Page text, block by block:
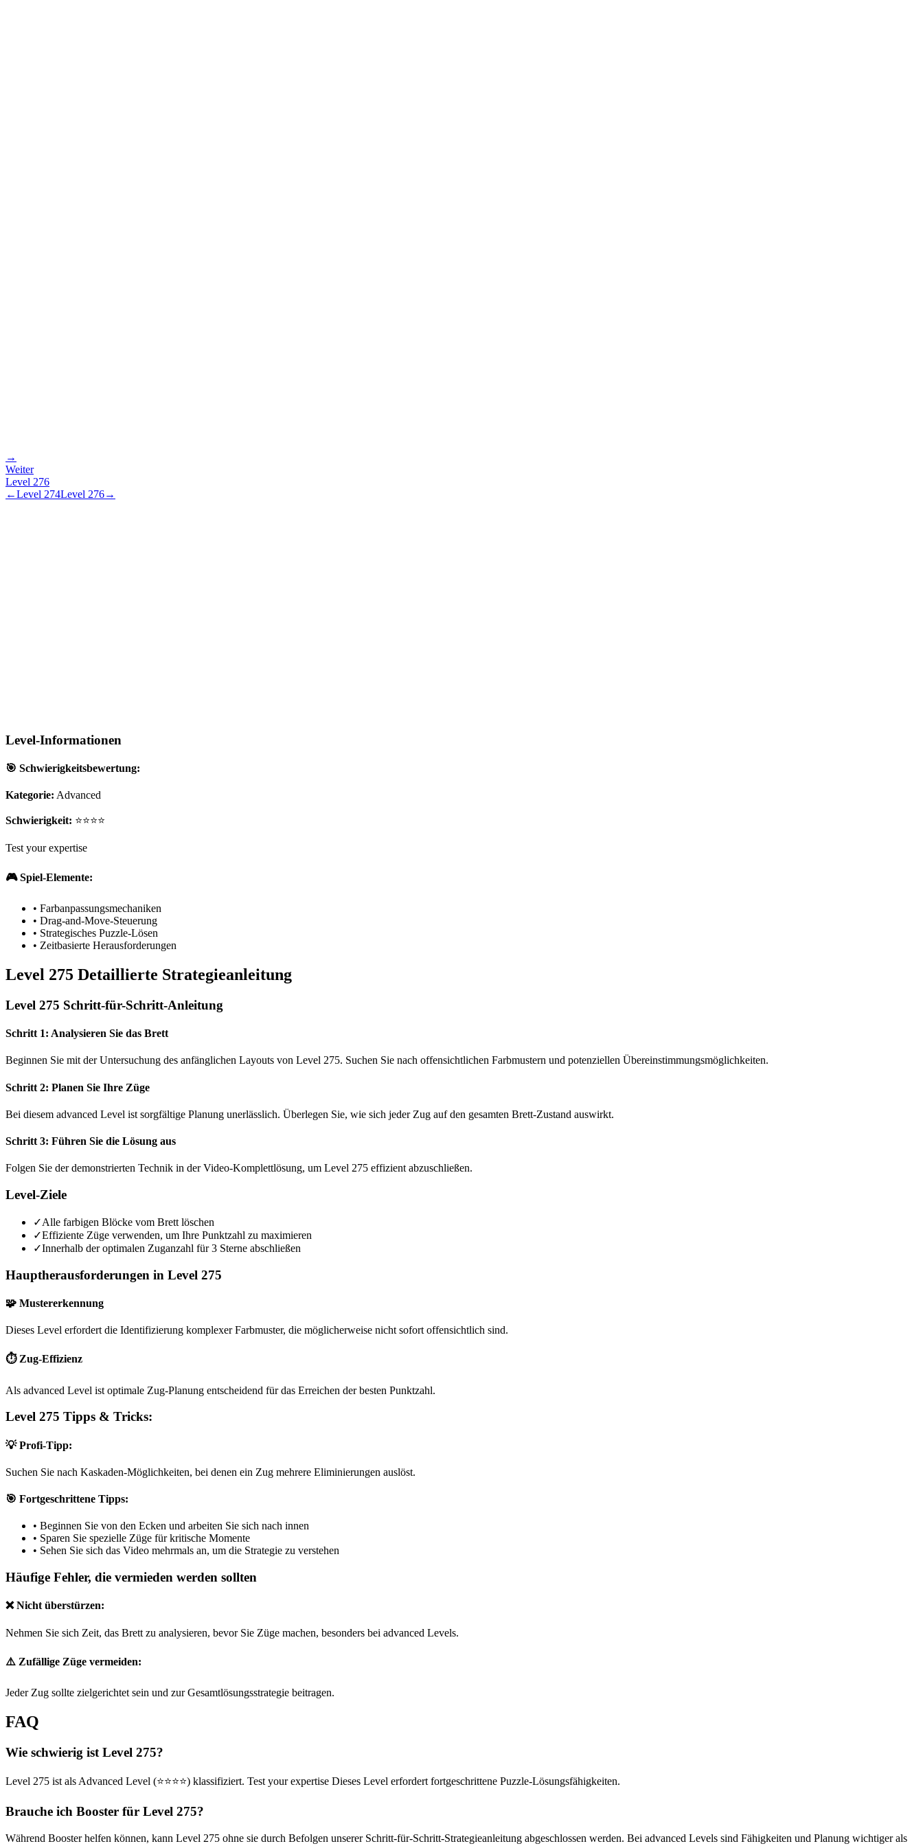
→
Weiter
Level 276
←Level 274Level 276→
Level-Informationen
🎯 Schwierigkeitsbewertung:
Kategorie: Advanced
Schwierigkeit: ⭐⭐⭐⭐
Test your expertise
🎮 Spiel-Elemente:
• Farbanpassungsmechaniken
• Drag-and-Move-Steuerung
• Strategisches Puzzle-Lösen
• Zeitbasierte Herausforderungen
Level 275 Detaillierte Strategieanleitung
Level 275 Schritt-für-Schritt-Anleitung
Schritt 1: Analysieren Sie das Brett
Beginnen Sie mit der Untersuchung des anfänglichen Layouts von Level 275. Suchen Sie nach offensichtlichen Farbmustern und potenziellen Übereinstimmungsmöglichkeiten.
Schritt 2: Planen Sie Ihre Züge
Bei diesem advanced Level ist sorgfältige Planung unerlässlich. Überlegen Sie, wie sich jeder Zug auf den gesamten Brett-Zustand auswirkt.
Schritt 3: Führen Sie die Lösung aus
Folgen Sie der demonstrierten Technik in der Video-Komplettlösung, um Level 275 effizient abzuschließen.
Level-Ziele
✓Alle farbigen Blöcke vom Brett löschen
✓Effiziente Züge verwenden, um Ihre Punktzahl zu maximieren
✓Innerhalb der optimalen Zuganzahl für 3 Sterne abschließen
Hauptherausforderungen in Level 275
🧩 Mustererkennung
Dieses Level erfordert die Identifizierung komplexer Farbmuster, die möglicherweise nicht sofort offensichtlich sind.
⏱️ Zug-Effizienz
Als advanced Level ist optimale Zug-Planung entscheidend für das Erreichen der besten Punktzahl.
Level 275 Tipps & Tricks:
💡 Profi-Tipp:
Suchen Sie nach Kaskaden-Möglichkeiten, bei denen ein Zug mehrere Eliminierungen auslöst.
🎯 Fortgeschrittene Tipps:
• Beginnen Sie von den Ecken und arbeiten Sie sich nach innen
• Sparen Sie spezielle Züge für kritische Momente
• Sehen Sie sich das Video mehrmals an, um die Strategie zu verstehen
Häufige Fehler, die vermieden werden sollten
❌ Nicht überstürzen:
Nehmen Sie sich Zeit, das Brett zu analysieren, bevor Sie Züge machen, besonders bei advanced Levels.
⚠️ Zufällige Züge vermeiden:
Jeder Zug sollte zielgerichtet sein und zur Gesamtlösungsstrategie beitragen.
FAQ
Wie schwierig ist Level 275?
Level 275 ist als Advanced Level (⭐⭐⭐⭐) klassifiziert. Test your expertise Dieses Level erfordert fortgeschrittene Puzzle-Lösungsfähigkeiten.
Brauche ich Booster für Level 275?
Während Booster helfen können, kann Level 275 ohne sie durch Befolgen unserer Schritt-für-Schritt-Strategieanleitung abgeschlossen werden. Bei advanced Levels sind Fähigkeiten und Planung wichtiger als